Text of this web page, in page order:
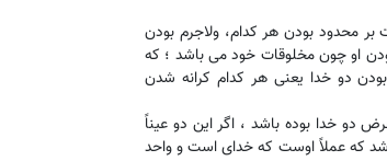
بر محدود بودن هر کدام، ولاجرم بودن
او چون مخلوقات خود می باشد ؛ که
دو خدا یعنی هر کدام کرانه شدن
دو خدا بوده باشد ، اگر این دو عیناً
که عملاً اوست که خدای است و واحد